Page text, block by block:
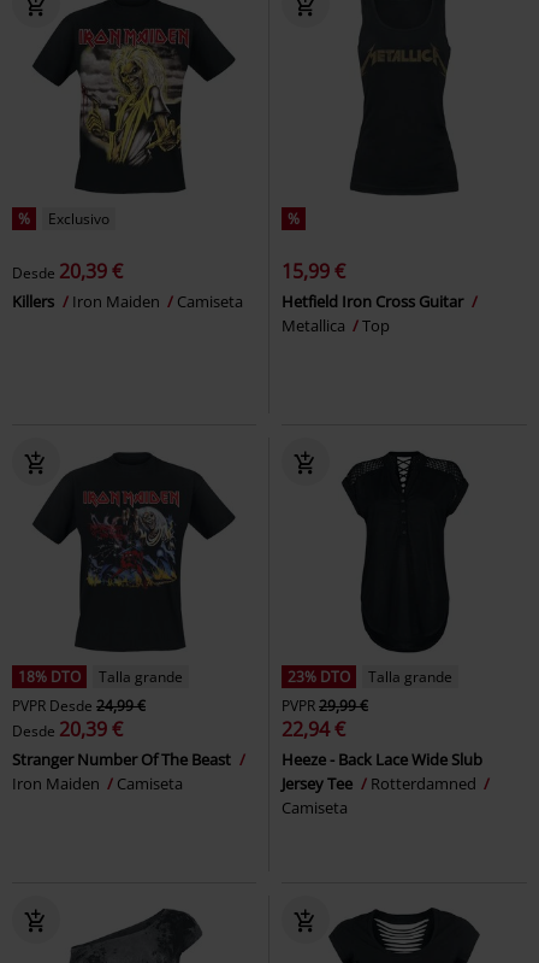
% Exclusivo
Desde 20,39 €
Killers Iron Maiden Camiseta
%
15,99 €
Hetfield Iron Cross Guitar
Metallica
Top
18% DTO
Talla grande
PVPR Desde 24,99 €
Desde 20,39 €
Stranger Number Of The Beast
Iron Maiden
Camiseta
23% DTO
Talla grande
PVPR29,99 €
22,94 €
Heeze - Back Lace Wide Slub
Jersey Tee
Rotterdamned
Camiseta